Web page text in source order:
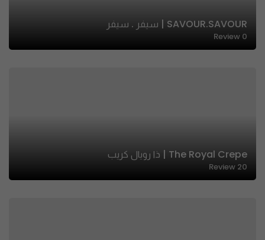
SAVOUR.SAVOUR | سيفر . سيفر
0
Review
The Royal Crepe | ذا رويال كريب
20
Review